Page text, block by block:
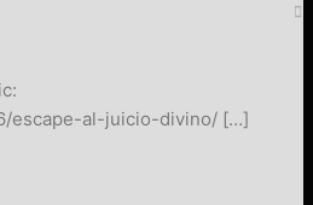
escape-al-juicio-divino/ […]